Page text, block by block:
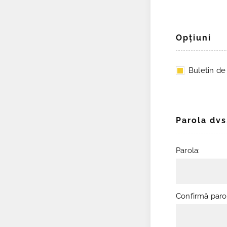
Opţiuni
Buletin de
Parola
Parola:
Confirmă